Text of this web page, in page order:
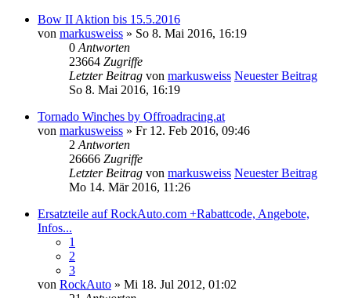
Bow II Aktion bis 15.5.2016
von markusweiss » So 8. Mai 2016, 16:19
0 Antworten
23664 Zugriffe
Letzter Beitrag von markusweiss Neuester Beitrag
So 8. Mai 2016, 16:19
Tornado Winches by Offroadracing.at
von markusweiss » Fr 12. Feb 2016, 09:46
2 Antworten
26666 Zugriffe
Letzter Beitrag von markusweiss Neuester Beitrag
Mo 14. Mär 2016, 11:26
Ersatzteile auf RockAuto.com +Rabattcode, Angebote,
Infos...
1
2
3
von RockAuto » Mi 18. Jul 2012, 01:02